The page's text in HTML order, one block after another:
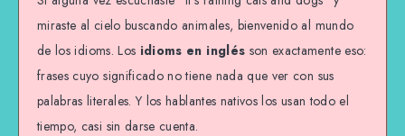
miraste al cielo buscando animales, bienvenido al mundo
de los idioms. Los idioms en inglés son exactamente eso:
frases cuyo significado no tiene nada que ver con sus
palabras literales. Y los hablantes nativos los usan todo el
tiempo, casi sin darse cuenta.